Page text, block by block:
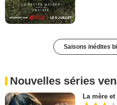
Saisons inédites
Nouvelles séries
La mère